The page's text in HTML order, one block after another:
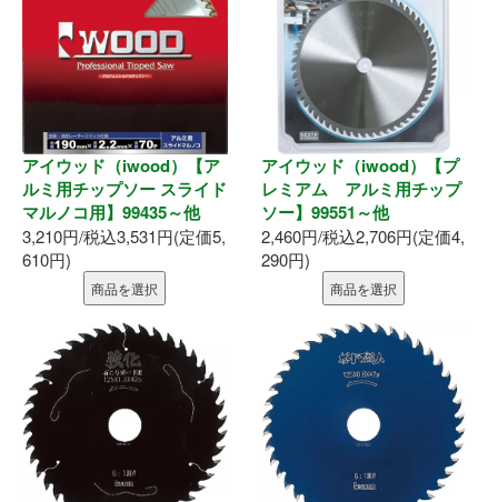
アイウッド（iwood）【ア
ルミ用チップソー スライド
マルノコ用】99435～他
3,210円/税込3,531円(定価5,
610円)
商品を選択
アイウッド（iwood）【プ
レミアム アルミ用チップ
ソー】99551～他
2,460円/税込2,706円(定価4,
290円)
商品を選択